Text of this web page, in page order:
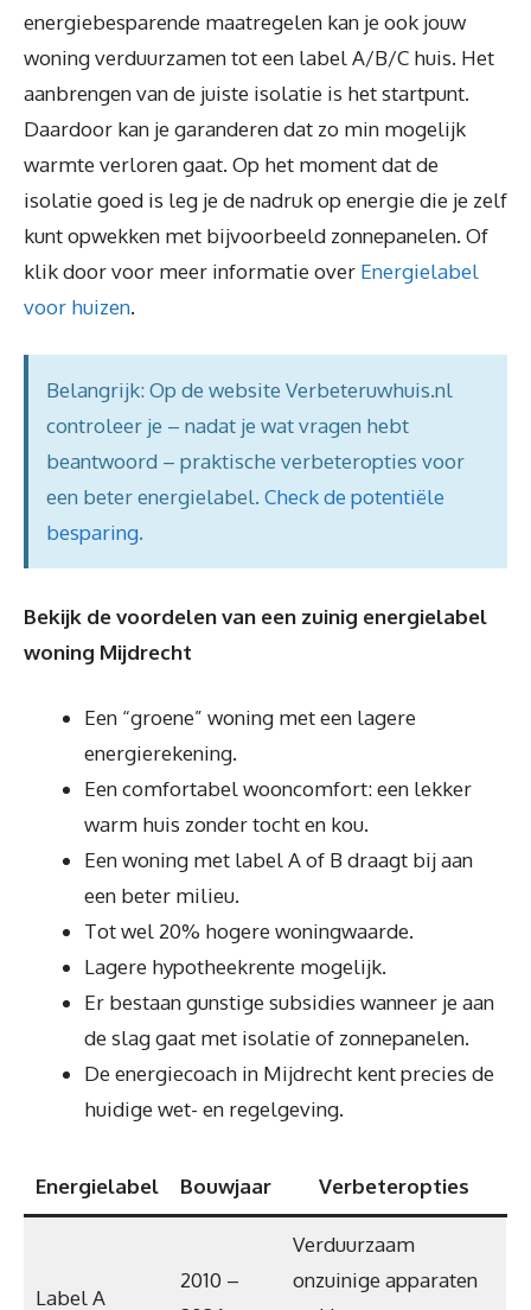
energiebesparende maatregelen kan je ook jouw
woning verduurzamen tot een label A/B/C huis. Het
aanbrengen van de juiste isolatie is het startpunt.
Daardoor kan je garanderen dat zo min mogelijk
warmte verloren gaat. Op het moment dat de
isolatie goed is leg je de nadruk op energie die je zelf
kunt opwekken met bijvoorbeeld zonnepanelen. Of
klik door voor meer informatie over Energielabel
voor huizen.
Belangrijk: Op de website Verbeteruwhuis.nl
controleer je – nadat je wat vragen hebt
beantwoord – praktische verbeteropties voor
een beter energielabel. Check de potentiële
besparing.
Bekijk de voordelen van een zuinig energielabel
woning Mijdrecht
Een “groene” woning met een lagere
energierekening.
Een comfortabel wooncomfort: een lekker
warm huis zonder tocht en kou.
Een woning met label A of B draagt bij aan
een beter milieu.
Tot wel 20% hogere woningwaarde.
Lagere hypotheekrente mogelijk.
Er bestaan gunstige subsidies wanneer je aan
de slag gaat met isolatie of zonnepanelen.
De energiecoach in Mijdrecht kent precies de
huidige wet- en regelgeving.
Energielabel Bouwjaar Verbeteropties
Label A
2010 –
Verduurzaam
onzuinige apparaten